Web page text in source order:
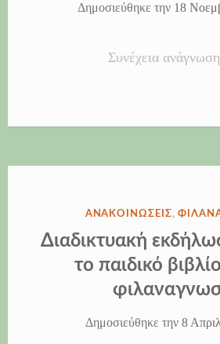
Δημοσιεύθηκε την 18
Συνέχεια
ΔΗΜΟΣΙΕΎΘΗΚΕ
ΑΝΑΚΟΙΝΏΣΕΙΣ,
Διαδικτυακή
το παιδικό
Δημοσιεύθηκε την 8